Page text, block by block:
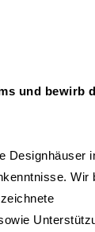
und bewirb
Designhäuser
Wir